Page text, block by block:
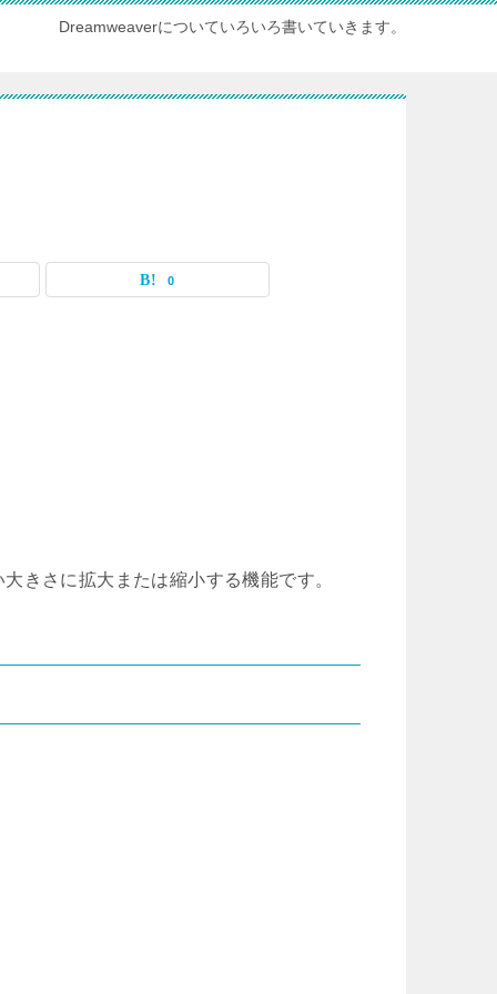
Dreamweaverについていろいろ書いていきます。
0
きさに拡大または縮小する機能です。